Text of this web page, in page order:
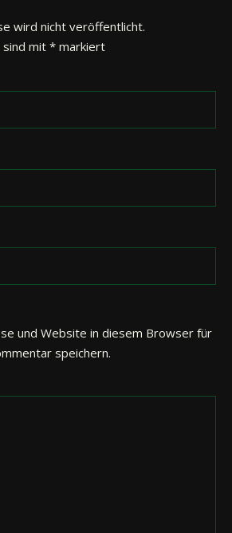
wird nicht veröffentlicht.
sind mit * markiert
und Website in diesem Browser für
speichern.